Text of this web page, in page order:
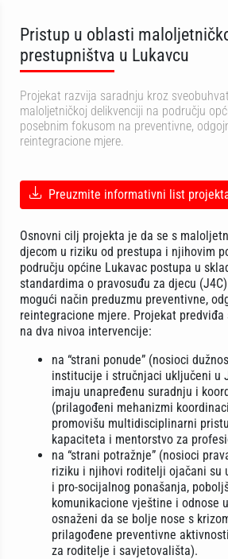
Pristup u oblasti
prestupništva u Lukavcu
Projekat razvija saradnju kroz
maloljetničkoj delikvenciji na području
posebnim fokusom na preventivne,
reintegracione mjere.
Preuzmite informativni list
Osnovni cilj projekta je da se s
djecom u riziku od prestupa i njihovim
području općine Lukavac postupa u
standardima o pravosuđu za djecu
mogući način preduzmu preventivne,
reintegracione mjere. Projekat
na dva nivoa intervencije:
na “strani ponude” (nosioci
institucije i stručnjaci uključeni u
imaju unapređenu suradnju i
(prilagođeni mehanizmi
promovišu multidisciplinarni
kapaciteta i mentorstvo za
na “strani potražnje” (nosioci
riziku i njihovi roditelji ojačani su
i pro-socijalnog ponašanja,
komunikacione vještine i odnose
osnaženi da se bolje nose s
prilagođene preventivne
za roditelje i savjetovališta).